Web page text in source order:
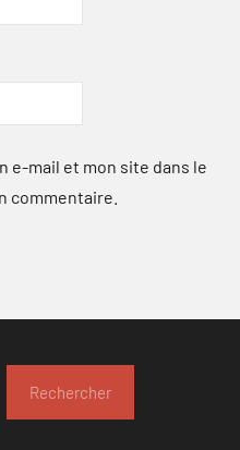
e-mail et mon site dans le
commentaire.
Rechercher